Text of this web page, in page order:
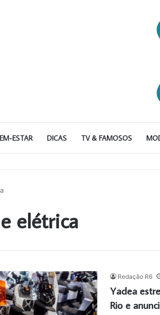
ESTAR DICAS TV & FAMOSOS
elétrica
Redação R6
Yadea
Rio e